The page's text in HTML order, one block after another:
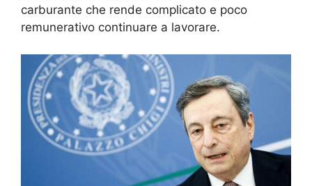
carburante che rende complicato e poco
remunerativo continuare a lavorare.